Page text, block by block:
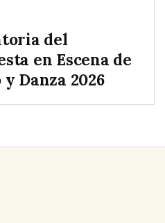
del
en Escena de
Danza 2026